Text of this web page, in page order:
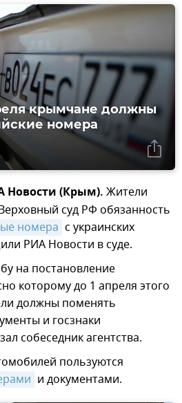
крымчане должны
номера
Новости (Крым). Жители
суд РФ обязанность
номера с украинских
РИА Новости в суде.
на постановление
которому до 1 апреля этого
должны поменять
и госзнаки
собеседник агентства.
пользуются
и документами.